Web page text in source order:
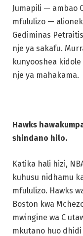
Jumapili — ambao
mfululizo —
Gediminas
nje ya sakafu.
kunyooshea
nje ya mahakama.
Hawks
shindano hilo.
Katika hali hizi,
kuhusu nidhamu
mfululizo. Hawks
Boston kwa
mwingine wa C
mkutano huo